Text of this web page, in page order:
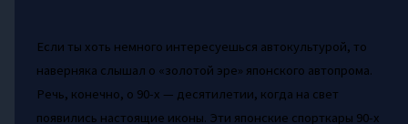
Если ты хоть немного интересуешься автокультурой, то
наверняка слышал о «золотой эре» японского автопрома.
Речь, конечно, о 90-х — десятилетии, когда на свет
появились настоящие иконы. Эти японские спорткары 90-х